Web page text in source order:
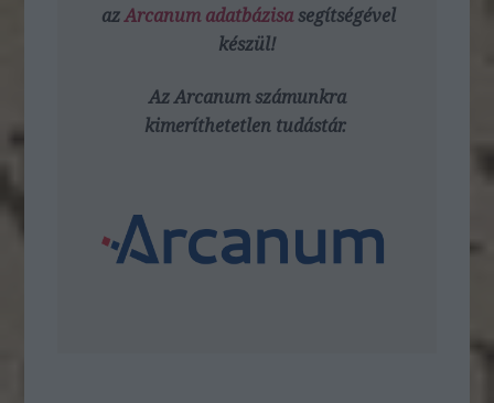
az Arcanum adatbázisasegítségével
készül!
Az Arcanum számunkra
kimeríthetetlen tudástár.